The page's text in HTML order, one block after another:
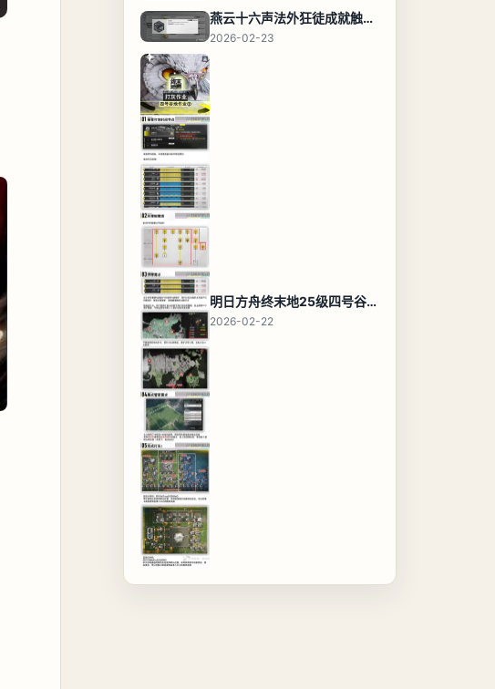
燕云十六声法外狂徒成就触发条件与通关攻略
2026-02-23
明日方舟终末地25级四号谷地基地蓝图，高效布局规划
2026-02-22